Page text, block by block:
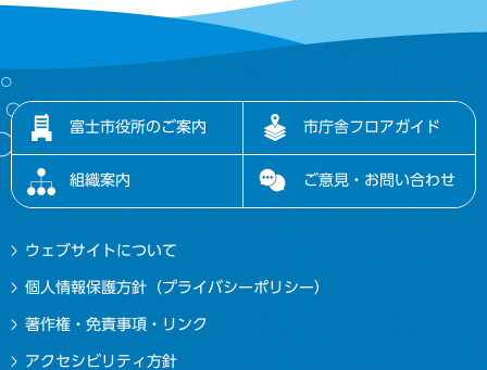
富士市役所のご案内 市庁舎フロアガイド
組織案内 ご意見・お問い合わせ
ウェブサイトについて
個人情報保護方針（プライバシーポリシー）
著作権・免責事項・リンク
アクセシビリティ方針